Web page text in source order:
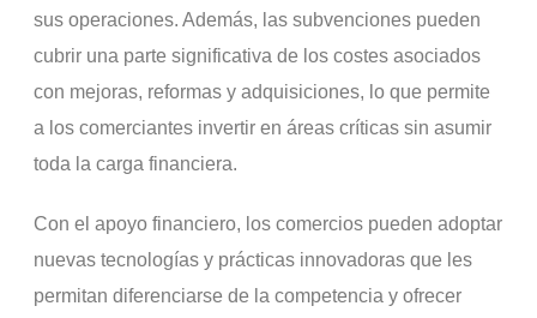
sus operaciones. Además, las subvenciones pueden
cubrir una parte significativa de los costes asociados
con mejoras, reformas y adquisiciones, lo que permite
a los comerciantes invertir en áreas críticas sin asumir
toda la carga financiera.
Con el apoyo financiero, los comercios pueden adoptar
nuevas tecnologías y prácticas innovadoras que les
permitan diferenciarse de la competencia y ofrecer